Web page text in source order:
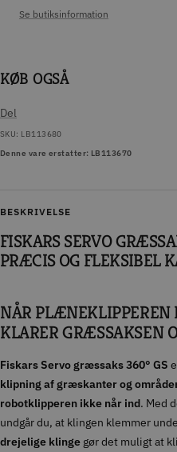
Se butiksinformation
KØB OGSÅ
Del
SKU: LB113680
Denne vare erstatter: LB113670
BESKRIVELSE
FISKARS SERVO
PRÆCIS OG FLEKSIBEL
NÅR PLÆNEKLIPPEREN
KLARER GRÆSSAKSEN
Fiskars Servo græssaks 360° GS
klipning af græskanter og
robotklipperen ikke når ind. Med
undgår du, at klingen klemmer
drejelige klinge gør det muligt at